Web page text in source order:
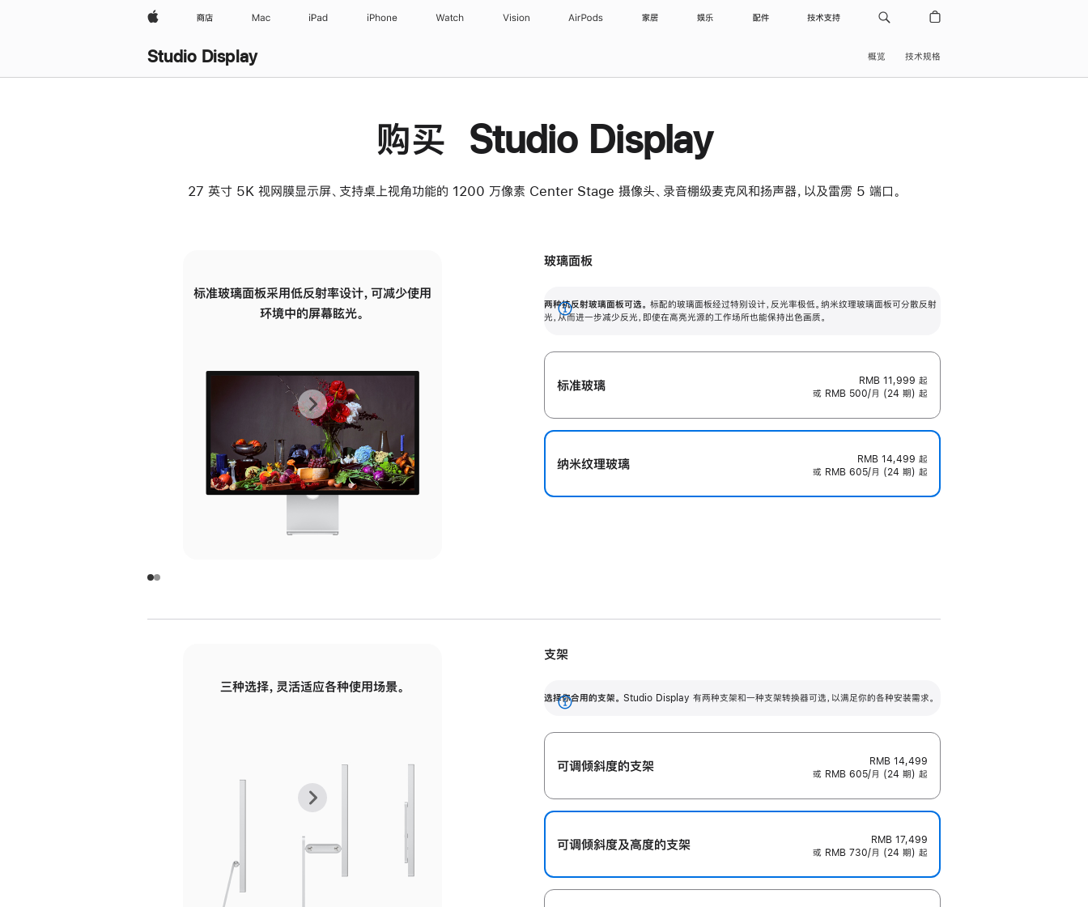
Apple 商店 Mac iPad iPhone Watch Vision AirPods 家居 娱乐 配件 技术支持
Studio Display 概览 技术规格
购买 Studio Display
27 英寸 5K 视网膜显示屏、支持桌上视角功能的 1200 万像素 Center Stage 摄像头、录音棚级麦克风和扬声器，以及雷雳 5 端口。
标准玻璃面板采用低反射率设计，可减少使用
环境中的屏幕眩光。
有高亮光源的场所使用，也能保持出色画质。
上
一
张
图
面
下
一
张
图
面
玻璃面板
两种抗反射玻璃面板可选。 标配的玻璃面板经过特别设计，反光率极低。纳米纹理玻璃面板可分散反射
光，从而进一步减少反光，即使在高亮光源的工作场所也能保持出色画质。
展
标准玻璃 RMB 11,999 起
或 RMB 500/月 (24 期) 起
纳米纹理玻璃 RMB 14,499 起
或 RMB 605/月 (24 期) 起
三种选择，灵活适应各种使用场景。
调节范围。
毫米的高度调节范围。
上
张
下
张
支架
选择你合用的支架。 Studio Display 有两种支架和一种支架转换器可选，以满足你的各种安装需求。
展
开
可调倾斜度的支架
RMB 14,499
或 RMB 605/月 (24 期) 起
可调倾斜度及高‍度的支‍架
RMB 17,499
或 RMB 730/月 (24 期) 起